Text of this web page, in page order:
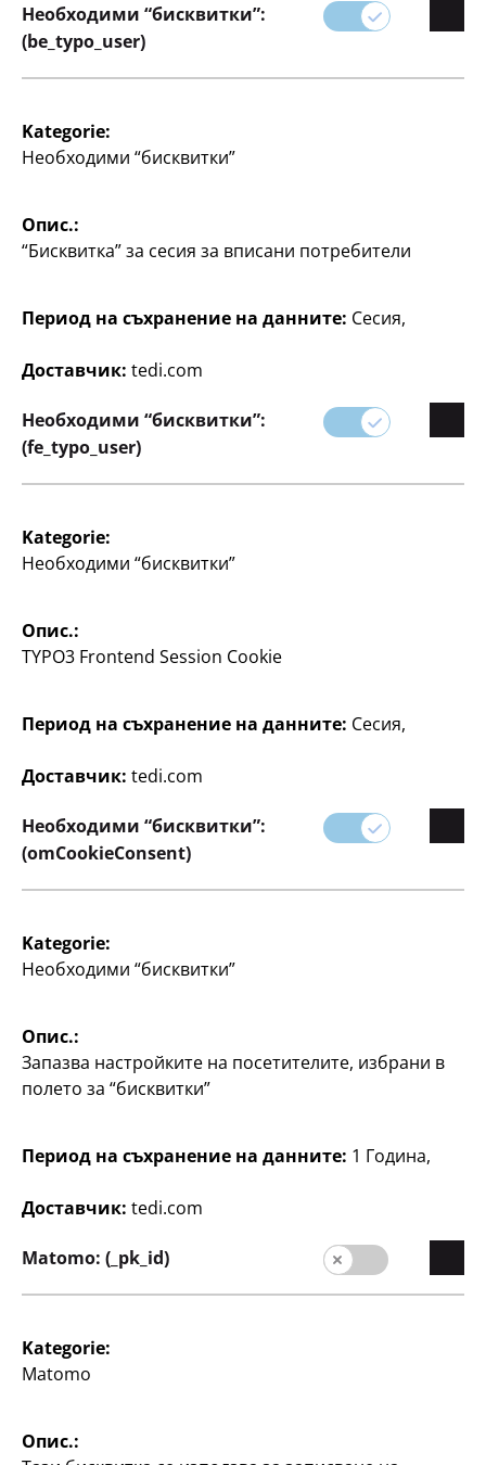
104 артикул
Кутия с изненада
с висулка за чанта,
различни дизайни, по
4 €
Hello Kitty
прибл. 29 см, различни
Плюшена играчка
Куроми
8
колекциониране,
различни дизайни, по
4 €
Играчки
различни дизайни, по
5 €
сгъваема, прибл. 40 – 46
Необходими “бисквитки”:
(be_typo_user)
Kategorie:
Необходими “бисквитки”
Опис.:
“Бисквитка” за сесия за вписани потребители
Период на съхранение на данните: Сесия,
Доставчик: tedi.com
Необходими “бисквитки”:
(fe_typo_user)
Kategorie:
Необходими “бисквитки”
Опис.:
TYPO3 Frontend Session Cookie
Период на съхранение на данните: Сесия,
Доставчик: tedi.com
Необходими “бисквитки”:
(omCookieConsent)
Kategorie:
Необходими “бисквитки”
Опис.:
Запазва настройките на посетителите, избрани в
полето за “бисквитки”
Период на съхранение на данните: 1 Година,
Доставчик: tedi.com
Matomo: (_pk_id)
Kategorie:
Matomo
Опис.: